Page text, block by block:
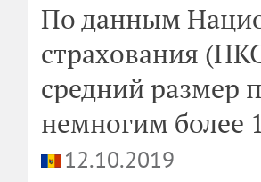
По данным
страхования
средний размер
немногим более
12.10.2019